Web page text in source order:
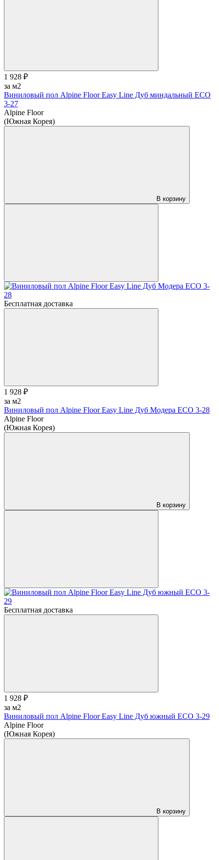
1 928 ₽
за м2
Виниловый пол Alpine Floor Easy Line Дуб миндальный ЕСО
3-27
Alpine Floor
(Южная Корея)
В корзину
Бесплатная доставка
1 928 ₽
за м2
Виниловый пол Alpine Floor Easy Line Дуб Модера ЕСО 3-28
Alpine Floor
(Южная Корея)
В корзину
Бесплатная доставка
1 928 ₽
за м2
Виниловый пол Alpine Floor Easy Line Дуб южный ЕСО 3-29
Alpine Floor
(Южная Корея)
В корзину